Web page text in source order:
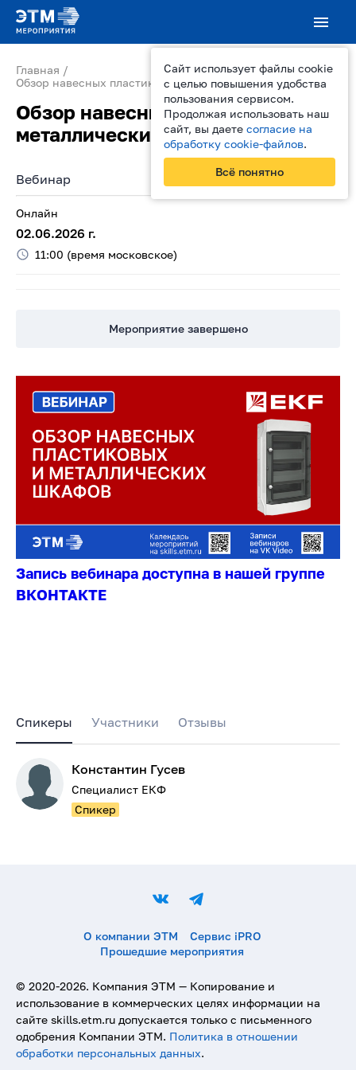
Сайт использует файлы cookie
с целью повышения удобства
пользования сервисом.
Продолжая использовать наш
сайт, вы даете согласие на
обработку cookie-файлов.
Всё понятно
Главная
Обзор навесных пластиковых и металлических шкафов...
Обзор навесных пластиковых и
металлических шкафов
Вебинар
Запись вебинара доступна в нашей группе
ВКОНТАКТЕ
Онлайн
02.06.2026 г.
11:00 (время московское)
Мероприятие завершено
Спикеры Участники Отзывы
Константин Гусев
Специалист ЕКФ
Спикер
О компании ЭТМ
Сервис iPRO
Прошедшие мероприятия
© 2020-2026. Компания ЭТМ — Копирование и
использование в коммерческих целях информации на
сайте skills.etm.ru допускается только с письменного
одобрения Компании ЭТМ. Политика в отношении
обработки персональных данных.